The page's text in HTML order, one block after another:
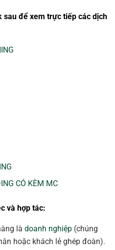
sau để xem trực tiếp các dịch
CÓ KÈM MC
và hợp tác:
làdoanh nghiệp (chúng
hoặc khách lẻ ghép đoàn).